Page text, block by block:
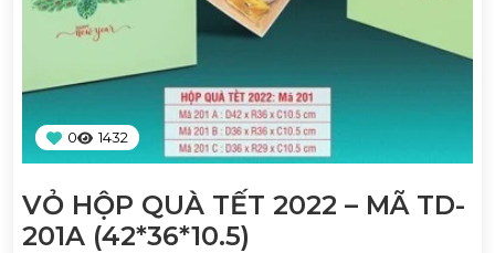
0 1432
VỎ HỘP QUÀ TẾT 2022 – MÃ TD-
201A (42*36*10.5)